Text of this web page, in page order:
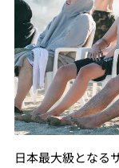
⽇本最⼤級となる